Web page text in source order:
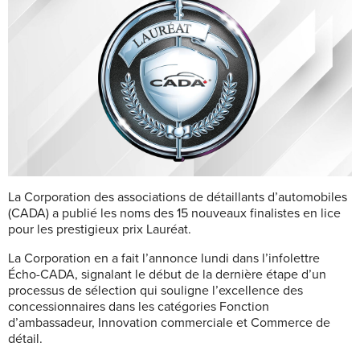
La Corporation des associations de détaillants d’automobiles
(CADA) a publié les noms des 15 nouveaux finalistes en lice
pour les prestigieux prix Lauréat.
La Corporation en a fait l’annonce lundi dans l’infolettre
Écho-CADA, signalant le début de la dernière étape d’un
processus de sélection qui souligne l’excellence des
concessionnaires dans les catégories Fonction
d’ambassadeur, Innovation commerciale et Commerce de
détail.